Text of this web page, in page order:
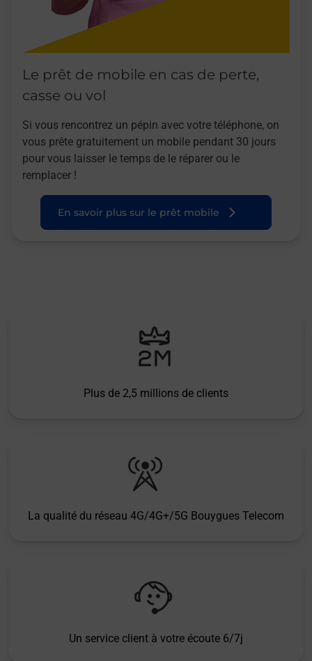
Le prêt de mobile en cas de perte,
casse ou vol
Si vous rencontrez un pépin avec votre téléphone, on
vous prête gratuitement un mobile pendant 30 jours
pour vous laisser le temps de le réparer ou le
remplacer !
En savoir plus sur le prêt mobile
Plus de 2,5 millions de clients
La qualité du réseau 4G/4G+/5G Bouygues Telecom
Un service client à votre écoute 6/7j